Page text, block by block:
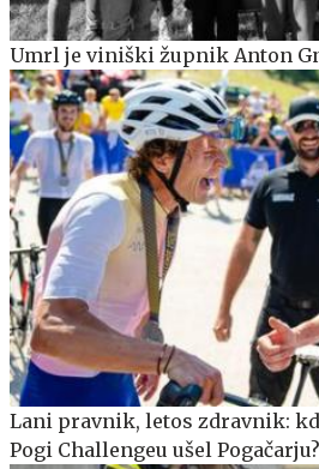
Umrl je viniški župnik Anton
Lani pravnik, letos zdravnik:
Pogi Challengeu ušel Pogačarju?